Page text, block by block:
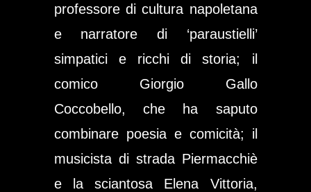
professore di cultura napoletana
e narratore di ‘paraustielli’
simpatici e ricchi di storia; il
comico Giorgio Gallo
Coccobello, che ha saputo
combinare poesia e comicità; il
musicista di strada Piermacchiè
e la sciantosa Elena Vittoria,